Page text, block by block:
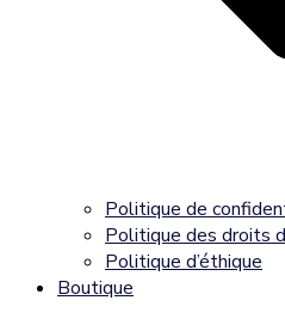
Politique de
Politique des droits
Politique d’éthique
Boutique